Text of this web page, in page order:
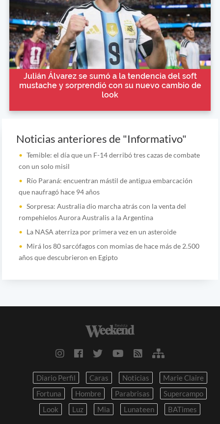
Julián Álvarez se sumó a la tendencia del soft
mustache y sorprendió con su nuevo cambio de
look
Noticias anteriores de "Informativo"
Temible: el día que un F-14 derribó tres cazas de combate
con un solo misil
Río Paraná: encuentran mástil de antigua embarcación
que naufragó hace 94 años
Sorpresa: Australia dio marcha atrás con la venta del
rompehielos Aurora Australis a la Argentina
La NASA aterriza por primera vez en un asteroide
Mirá los 80 sarcófagos con momias de hace más de 2.500
años que descubrieron en Egipto
Diario Perfil Caras Noticias
Marie Claire
Fortuna
Hombre Parabrisas
Supercampo
Look
Luz Mia Lunateen BATimes